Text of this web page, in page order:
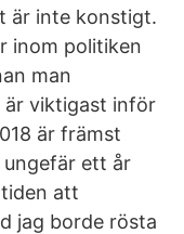
är inte konstigt.
inom politiken
man
är viktigast inför
är främst
ett år
att
jag borde rösta